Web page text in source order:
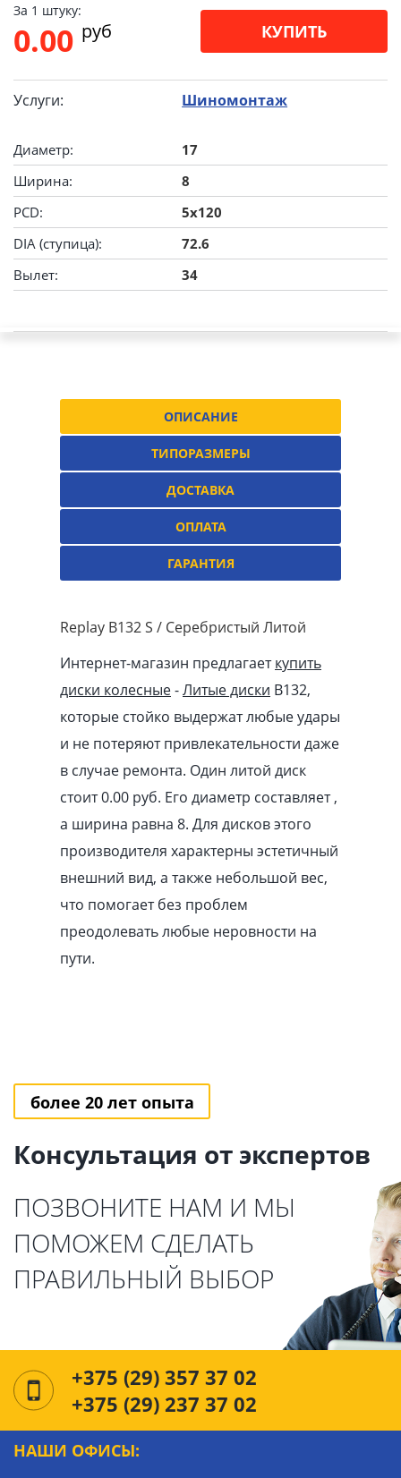
За 1 штуку:
0.00 pуб КУПИТЬ
Услуги: Шиномонтаж
Диаметр:
17
Ширина:
8
PCD:
5x120
DIA (ступица):
72.6
Вылет:
34
ОПИСАНИЕ
ТИПОРАЗМЕРЫ
ДОСТАВКА
ОПЛАТА
ГАРАНТИЯ
Replay B132 S / Серебристый Литой
Интернет-магазин предлагаеткупить
диски колесные-Литые диски B132,
которые стойко выдержат любые удары
и не потеряют привлекательности даже
в случае ремонта. Один литой диск
стоит 0.00 pуб. Его диаметр составляет ,
а ширина равна 8. Для дисков этого
производителя характерны эстетичный
внешний вид, а также небольшой вес,
что помогает без проблем
преодолевать любые неровности на
пути.
более 20 лет опыта
Консультация от экспертов
ПОЗВОНИТЕ НАМ И МЫ
ПОМОЖЕМ СДЕЛАТЬ
ПРАВИЛЬНЫЙ ВЫБОР
+375 (29) 357 37 02
+375 (29) 237 37 02
НАШИ ОФИСЫ: